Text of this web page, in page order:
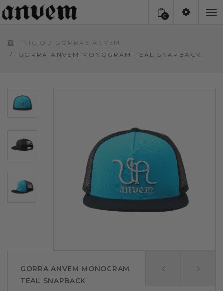
0
INICIO / GORRAS ANVEM
/
GORRA ANVEM MONOGRAM TEAL SNAPBACK
GORRA ANVEM MONOGRAM
TEAL SNAPBACK